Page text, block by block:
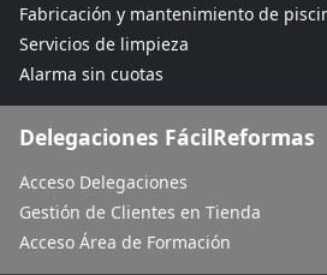
Fabricación y mantenimiento de
Servicios de limpieza
Alarma sin cuotas
Delegaciones FácilReformas
Acceso Delegaciones
Gestión de Clientes en Tienda
Acceso Área de Formación